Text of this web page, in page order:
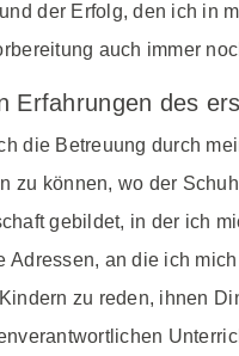
der Erfolg, den ich in
auch immer
Erfahrungen des
die Betreuung durch
zu können, wo der
gebildet, in der ich
Adressen, an die ich
zu reden, ihnen